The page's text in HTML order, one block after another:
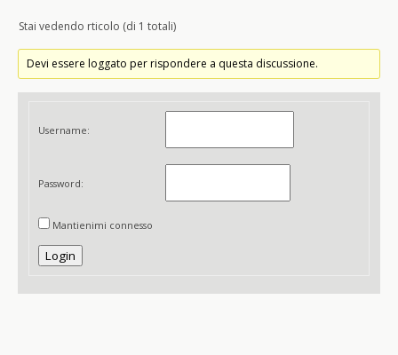
Stai vedendo rticolo (di 1 totali)
Devi essere loggato per rispondere a questa discussione.
Username:
Password:
Mantienimi connesso
Login